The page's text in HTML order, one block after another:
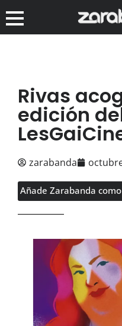
Rivas
edición
zarabanda
Añade Zarabanda